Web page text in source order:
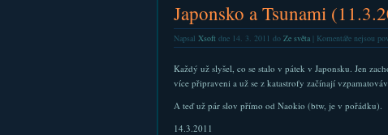
Japonsko a Tsunami
Napsal Xsoftdne 14. 3. 2011 do Ze světa| Komentáře nejsou
Každý už slyšel, co se stalo v pátek v Japonsku. Jen
více připraveni a už se z katastrofy začínají
A teď už pár slov přímo od Naokio (btw, je v pořádku).
14.3.2011